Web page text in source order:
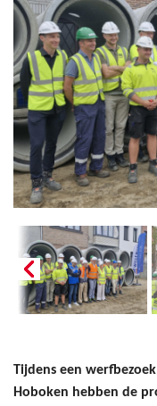
Tijdens een
Hoboken hebben de